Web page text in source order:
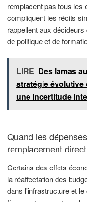
remplacent pas tous les
compliquent les récits
rappellent aux
de politique et de
LIRE Des lamas
stratégie évolutive
une incertitude
Quand les
remplacement direct
Certains des effets
la réaffectation des
dans l'infrastructure et